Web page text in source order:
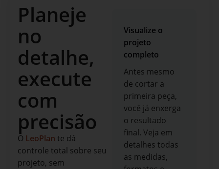
Planeje
no
detalhe,
execute
com
precisão
O LeoPlan te dá
controle total sobre seu
projeto, sem
Visualize o
projeto
completo
Antes mesmo
de cortar a
primeira peça,
você já enxerga
o resultado
final. Veja em
detalhes todas
as medidas,